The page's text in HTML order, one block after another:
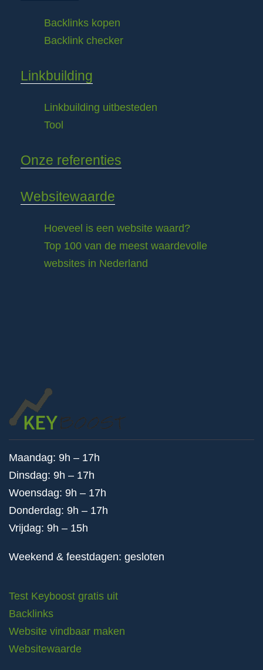
Backlinks kopen
Backlink checker
Linkbuilding
Linkbuilding uitbesteden
Tool
Onze referenties
Websitewaarde
Hoeveel is een website waard?
Top 100 van de meest waardevolle
websites in Nederland
Maandag: 9h – 17h
Dinsdag: 9h – 17h
Woensdag: 9h – 17h
Donderdag: 9h – 17h
Vrijdag: 9h – 15h
Weekend & feestdagen: gesloten
Test Keyboost gratis uit
Backlinks
Website vindbaar maken
Websitewaarde